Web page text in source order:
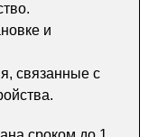
и
связанные с